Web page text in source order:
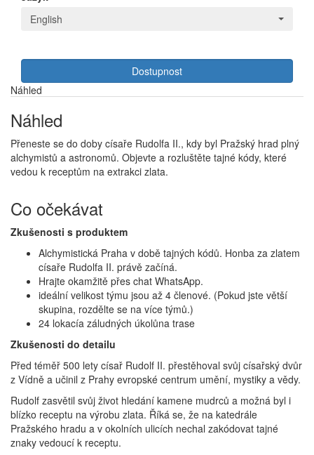
English
Dostupnost
Náhled
Náhled
Přeneste se do doby císaře Rudolfa II., kdy byl Pražský hrad plný
alchymistů a astronomů. Objevte a rozluštěte tajné kódy, které
vedou k receptům na extrakci zlata.
Co očekávat
Zkušenosti s produktem
Alchymistická Praha v době tajných kódů. Honba za zlatem
císaře Rudolfa II. právě začíná.
Hrajte okamžitě přes chat WhatsApp.
ideální velikost týmu jsou až 4 členové. (Pokud jste větší
skupina, rozdělte se na více týmů.)
24 lokacía záludných úkolůna trase
Zkušenosti do detailu
Před téměř 500 lety císař Rudolf II. přestěhoval svůj císařský dvůr
z Vídně a učinil z Prahy evropské centrum umění, mystiky a vědy.
Rudolf zasvětil svůj život hledání kamene mudrců a možná byl i
blízko receptu na výrobu zlata. Říká se, že na katedrále
Pražského hradu a v okolních ulicích nechal zakódovat tajné
znaky vedoucí k receptu.